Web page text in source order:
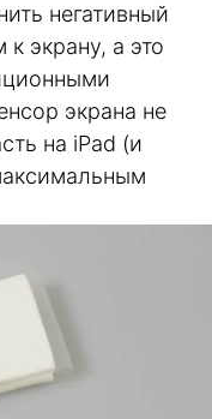
негативный
к экрану, а это
экрана не
на iPad (и